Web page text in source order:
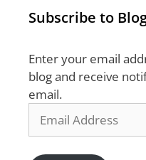
Subscribe to
Enter your email
blog and receive
email.
Address